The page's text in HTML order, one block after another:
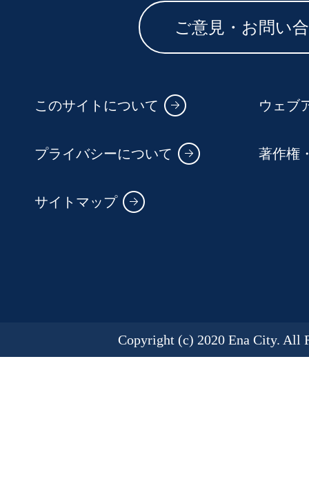
ご意見・お問い
このサイトについて ウェブ
プライバシーについて 著作権
サイトマップ
Copyright (c) 2020 Ena City. All